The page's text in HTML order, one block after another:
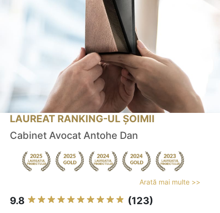
LAUREAT RANKING-UL ȘOIMII
Cabinet Avocat Antohe Dan
Arată mai multe >>
9.8 (123)